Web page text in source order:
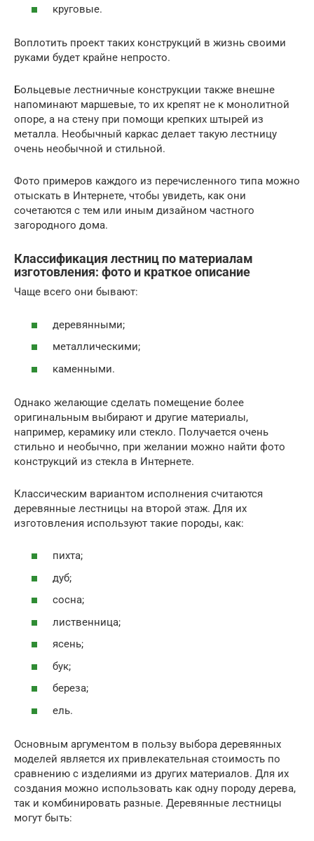
круговые.
Воплотить проект таких конструкций в жизнь своими
руками будет крайне непросто.
Больцевые лестничные конструкции также внешне
напоминают маршевые, то их крепят не к монолитной
опоре, а на стену при помощи крепких штырей из
металла. Необычный каркас делает такую лестницу
очень необычной и стильной.
Фото примеров каждого из перечисленного типа можно
отыскать в Интернете, чтобы увидеть, как они
сочетаются с тем или иным дизайном частного
загородного дома.
Классификация лестниц по материалам
изготовления: фото и краткое описание
Чаще всего они бывают:
деревянными;
металлическими;
каменными.
Однако желающие сделать помещение более
оригинальным выбирают и другие материалы,
например, керамику или стекло. Получается очень
стильно и необычно, при желании можно найти фото
конструкций из стекла в Интернете.
Классическим вариантом исполнения считаются
деревянные лестницы на второй этаж. Для их
изготовления используют такие породы, как:
пихта;
дуб;
сосна;
лиственница;
ясень;
бук;
береза;
ель.
Основным аргументом в пользу выбора деревянных
моделей является их привлекательная стоимость по
сравнению с изделиями из других материалов. Для их
создания можно использовать как одну породу дерева,
так и комбинировать разные. Деревянные лестницы
могут быть: